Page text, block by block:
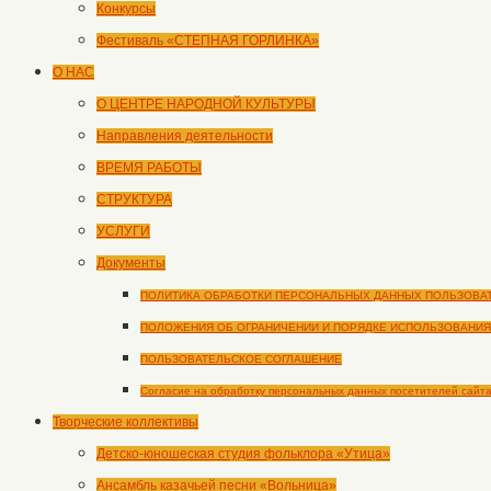
Конкурсы
Фестиваль «СТЕПНАЯ ГОРЛИНКА»
О НАС
О ЦЕНТРЕ НАРОДНОЙ КУЛЬТУРЫ
Направления деятельности
ВРЕМЯ РАБОТЫ
СТРУКТУРА
УСЛУГИ
Документы
ПОЛИТИКА ОБРАБОТКИ ПЕРСОНАЛЬНЫХ ДАННЫХ
ПОЛОЖЕНИЯ ОБ ОГРАНИЧЕНИИ И ПОРЯДКЕ
ПОЛЬЗОВАТЕЛЬСКОЕ СОГЛАШЕНИЕ
Согласие на обработку персональных данных посетителей сайта
Творческие коллективы
Детско-юношеская студия фольклора «Утица»
Ансамбль казачьей песни «Вольница»